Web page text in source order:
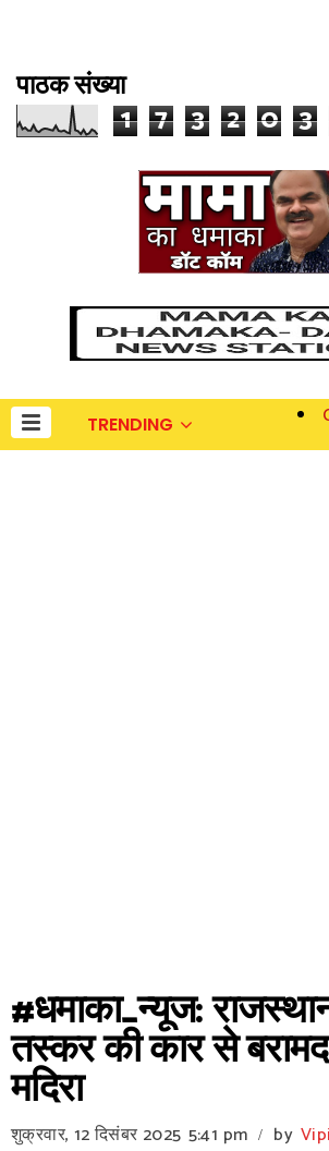
पाठक संख्या
1 7 3 2 0 3
TRENDING
#धमाका_न्यूज:
तस्‍कर की कार से
मदिरा
शुक्रवार, 12 दिसंबर 2025 5:41 pm / by